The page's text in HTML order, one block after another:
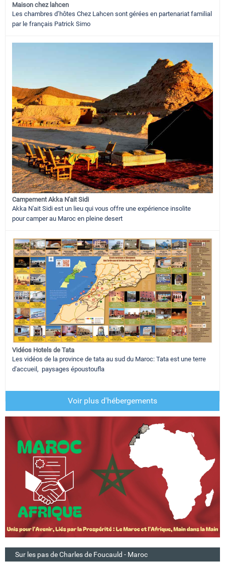
Maison chez lahcen
Les chambres d’hôtes Chez Lahcen sont gérées en partenariat familial
par le français Patrick Simo
Campement Akka N'ait Sidi
Akka N'ait Sidi est un lieu qui vous offre une expérience insolite
pour camper au Maroc en pleine desert
Vidéos Hotels de Tata
Les vidéos de la province de tata au sud du Maroc: Tata est une terre
d'accueil, paysages époustoufla
Voir plus d'hébergements
Sur les pas de Charles de Foucauld - Maroc